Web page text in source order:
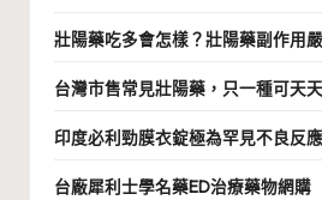
壯陽藥吃多會怎樣？壯陽藥副作用
台灣市售常見壯陽藥，只一種可天
印度必利勁膜衣錠極為罕見不良反
台廠犀利士學名藥ED治療藥物網購